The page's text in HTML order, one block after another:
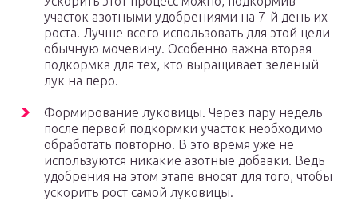
участок азотными удобрениями на 7-й день их
роста. Лучше всего использовать для этой цели
обычную мочевину. Особенно важна вторая
подкормка для тех, кто выращивает зеленый
лук на перо.
Формирование луковицы. Через пару недель
после первой подкормки участок необходимо
обработать повторно. В это время уже не
используются никакие азотные добавки. Ведь
удобрения на этом этапе вносят для того, чтобы
ускорить рост самой луковицы.